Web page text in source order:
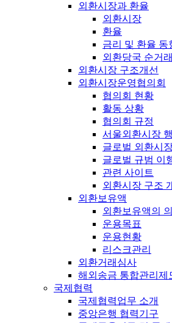
외환시장과 환율
외환시장
환율
금리 및 환율 동
외환당국 순거래
외환시장 구조개선
외환시장운영협의회
협의회 현황
활동 상황
협의회 규정
서울외환시장
글로벌 외환시
글로벌 규범 이
관련 사이트
외환시장 구조
외환보유액
외환보유액의
운용목표
운용현황
리스크관리
외환거래심사
해외송금 통합관리제
국제협력
국제협력업무 소개
중앙은행 협력기구